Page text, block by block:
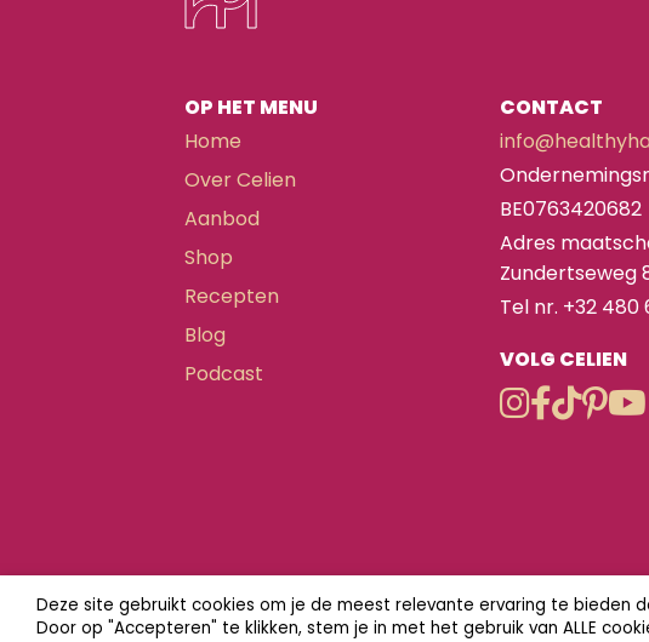
OP HET MENU
Home
Over Celien
Aanbod
Shop
Recepten
Blog
Podcast
CONTACT
BE0763420682
Adres
Zundertseweg
Tel nr. +32 480
VOLG CELIEN
Deze site gebruikt cookies om je de meest relevante ervaring te bieden
Door op "Accepteren" te klikken, stem je in met het gebruik van ALLE